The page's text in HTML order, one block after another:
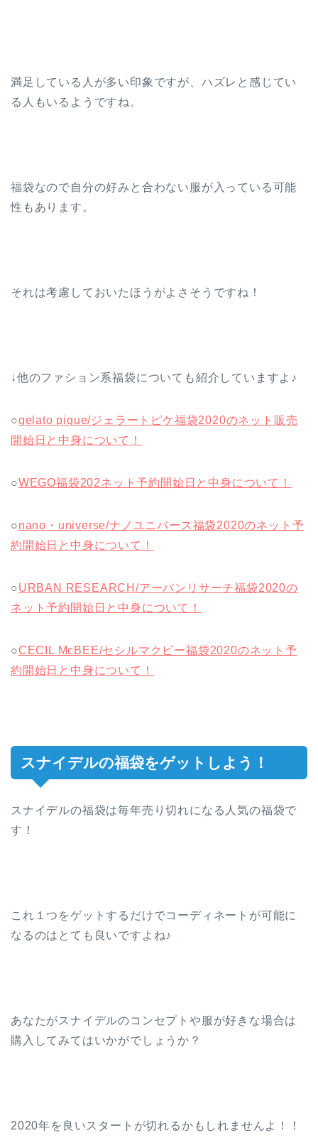
満足している人が多い印象ですが、ハズレと感じてい
る人もいるようですね。
福袋なので自分の好みと合わない服が入っている可能
性もあります。
それは考慮しておいたほうがよさそうですね！
↓他のファション系福袋についても紹介していますよ♪
○gelato pique/ジェラートピケ福袋2020のネット販売
開始日と中身について！
○WEGO福袋202ネット予約開始日と中身について！
○nano・universe/ナノユニバース福袋2020のネット予
約開始日と中身について！
○URBAN RESEARCH/アーバンリサーチ福袋2020の
ネット予約開始日と中身について！
○CECIL McBEE/セシルマクビー福袋2020のネット予
約開始日と中身について！
スナイデルの福袋をゲットしよう！
スナイデルの福袋は毎年売り切れになる人気の福袋で
す！
これ１つをゲットするだけでコーディネートが可能に
なるのはとても良いですよね♪
あなたがスナイデルのコンセプトや服が好きな場合は
購入してみてはいかがでしょうか？
2020年を良いスタートが切れるかもしれませんよ！！